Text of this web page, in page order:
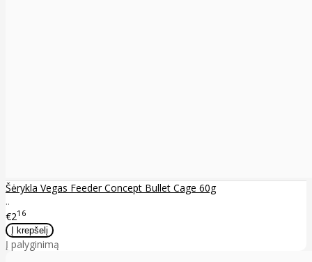
Šėrykla Vegas Feeder Concept Bullet Cage 60g
..
€216
Į palyginimą